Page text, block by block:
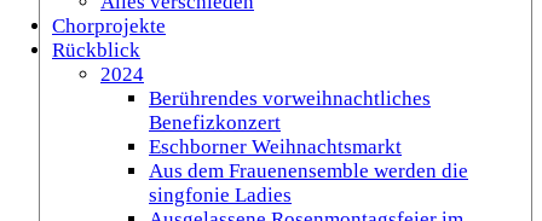
Chorprojekte
Rückblick
2024
Berührendes vorweihnachtliches
Benefizkonzert
Eschborner Weihnachtsmarkt
Aus dem Frauenensemble werden die
singfonie Ladies